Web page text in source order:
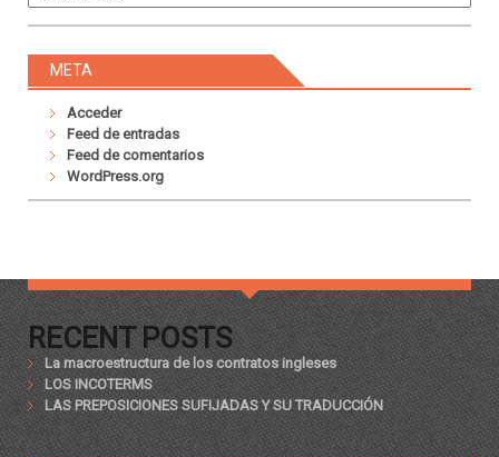
META
Acceder
Feed de entradas
Feed de comentarios
WordPress.org
RECENT POSTS
La macroestructura de los contratos ingleses
LOS INCOTERMS
LAS PREPOSICIONES SUFIJADAS Y SU TRADUCCIÓN